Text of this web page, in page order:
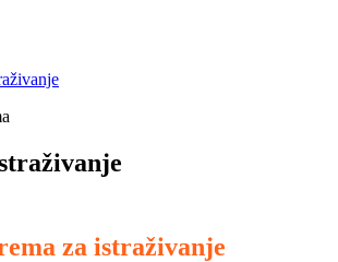
za istraživanje